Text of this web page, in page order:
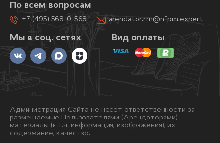
Мы в соц. сетях
По всем вопросам
+7 (495) 568-0-568 arendator.rm@nfpm.expert
Вид оплаты
Администрация Сайта не несет ответственности за
размещаемые Пользователями (Арендаторами)
материалы (в т.ч. информация, изображения), их
содержание, качество.